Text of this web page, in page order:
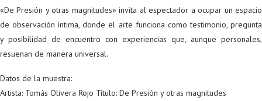
«De Presión y otras magnitudes» invita al espectador a ocupar un espacio
de observación íntima, donde el arte funciona como testimonio, pregunta
y posibilidad de encuentro con experiencias que, aunque personales,
resuenan de manera universal.
Datos de la muestra:
Artista: Tomás Olivera Rojo Título: De Presión y otras magnitudes